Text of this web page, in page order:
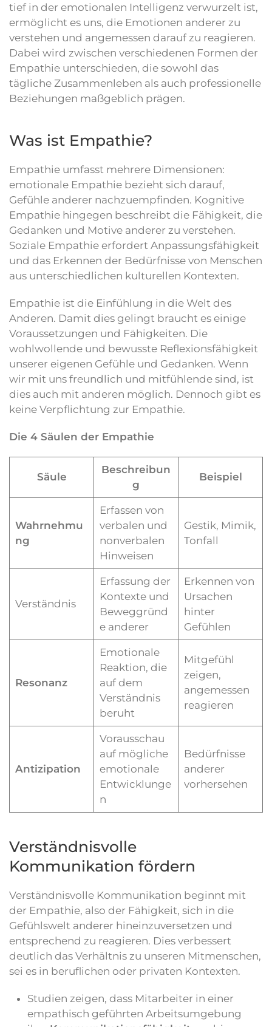
tief in der emotionalen Intelligenz verwurzelt ist,
ermöglicht es uns, die Emotionen anderer zu
verstehen und angemessen darauf zu reagieren.
Dabei wird zwischen verschiedenen Formen der
Empathie unterschieden, die sowohl das
tägliche Zusammenleben als auch professionelle
Beziehungen maßgeblich prägen.
Was ist Empathie?
Empathie umfasst mehrere Dimensionen:
emotionale Empathie bezieht sich darauf,
Gefühle anderer nachzuempfinden. Kognitive
Empathie hingegen beschreibt die Fähigkeit, die
Gedanken und Motive anderer zu verstehen.
Soziale Empathie erfordert Anpassungsfähigkeit
und das Erkennen der Bedürfnisse von Menschen
aus unterschiedlichen kulturellen Kontexten.
Empathie ist die Einfühlung in die Welt des
Anderen. Damit dies gelingt braucht es einige
Voraussetzungen und Fähigkeiten. Die
wohlwollende und bewusste Reflexionsfähigkeit
unserer eigenen Gefühle und Gedanken. Wenn
wir mit uns freundlich und mitfühlende sind, ist
dies auch mit anderen möglich. Dennoch gibt es
keine Verpflichtung zur Empathie.
Die 4 Säulen der Empathie
Säule
Beschreibun
g
Beispiel
Wahrnehmu
ng
Erfassen von
verbalen und
nonverbalen
Hinweisen
Gestik, Mimik,
Tonfall
Verständnis
Erfassung der
Kontexte und
Beweggründ
e anderer
Erkennen von
Ursachen
hinter
Gefühlen
Resonanz
Emotionale
Reaktion, die
auf dem
Verständnis
beruht
Mitgefühl
zeigen,
angemessen
reagieren
Antizipation
Vorausschau
auf mögliche
emotionale
Entwicklunge
n
Bedürfnisse
anderer
vorhersehen
Verständnisvolle
Kommunikation fördern
Verständnisvolle Kommunikation beginnt mit
der Empathie, also der Fähigkeit, sich in die
Gefühlswelt anderer hineinzuversetzen und
entsprechend zu reagieren. Dies verbessert
deutlich das Verhältnis zu unseren Mitmenschen,
sei es in beruflichen oder privaten Kontexten.
Studien zeigen, dass Mitarbeiter in einer
empathisch geführten Arbeitsumgebung